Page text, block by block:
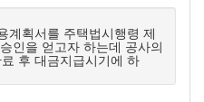
계획서를 주택법시행령 제
인을 얻고자 하는데 공사의
후 대금지급시기에 하